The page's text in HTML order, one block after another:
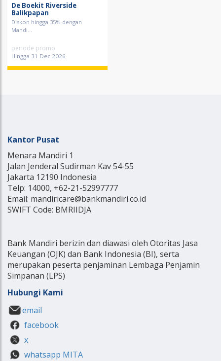
De Boekit Riverside
Balikpapan
Diskon hingga 35% dengan
Mandi...
periode promo
Hingga 31 Dec 2026
Kantor Pusat
Menara Mandiri 1
Jalan Jenderal Sudirman Kav 54-55
Jakarta 12190 Indonesia
Telp: 14000, +62-21-52997777
Email: mandiricare@bankmandiri.co.id
SWIFT Code: BMRIIDJA
Bank Mandiri berizin dan diawasi oleh Otoritas Jasa
Keuangan (OJK) dan Bank Indonesia (BI), serta
merupakan peserta penjaminan Lembaga Penjamin
Simpanan (LPS)
Hubungi Kami
email
facebook
x
whatsapp MITA